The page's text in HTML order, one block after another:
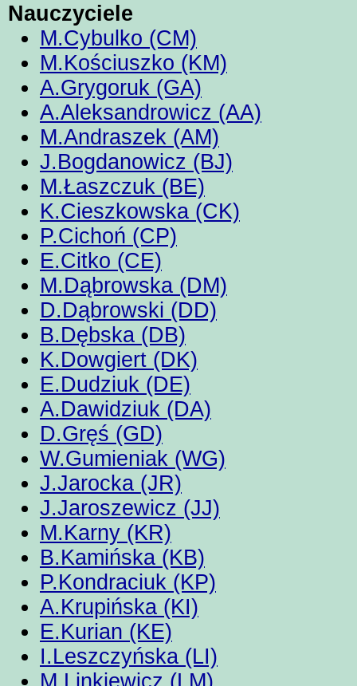
Nauczyciele
M.Cybulko (CM)
M.Kościuszko (KM)
A.Grygoruk (GA)
A.Aleksandrowicz (AA)
M.Andraszek (AM)
J.Bogdanowicz (BJ)
M.Łaszczuk (BE)
K.Cieszkowska (CK)
P.Cichoń (CP)
E.Citko (CE)
M.Dąbrowska (DM)
D.Dąbrowski (DD)
B.Dębska (DB)
K.Dowgiert (DK)
E.Dudziuk (DE)
A.Dawidziuk (DA)
D.Gręś (GD)
W.Gumieniak (WG)
J.Jarocka (JR)
J.Jaroszewicz (JJ)
M.Karny (KR)
B.Kamińska (KB)
P.Kondraciuk (KP)
A.Krupińska (KI)
E.Kurian (KE)
I.Leszczyńska (LI)
M.Linkiewicz (LM)